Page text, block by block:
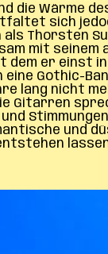
die Wärme
sich
als Thorsten
mit seinem
dem er einst
Gothic-
lang nicht
Gitarren
und